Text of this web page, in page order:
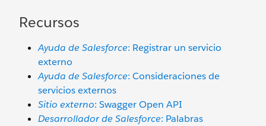
Recursos
Ayuda de Salesforce: Registrar un servicio
externo
Ayuda de Salesforce: Consideraciones de
servicios externos
Sitio externo: Swagger Open API
Desarrollador de Salesforce: Palabras